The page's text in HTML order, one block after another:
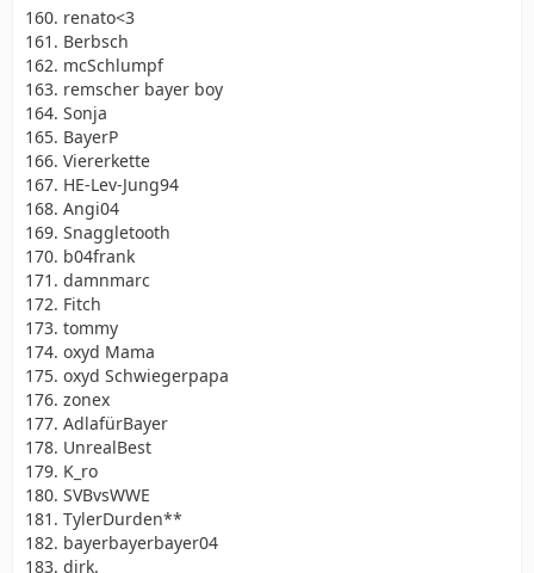
160. renato<3
161. Berbsch
162. mcSchlumpf
163. remscher bayer boy
164. Sonja
165. BayerP
166. Viererkette
167. HE-Lev-Jung94
168. Angi04
169. Snaggletooth
170. b04frank
171. damnmarc
172. Fitch
173. tommy
174. oxyd Mama
175. oxyd Schwiegerpapa
176. zonex
177. AdlafürBayer
178. UnrealBest
179. K_ro
180. SVBvsWWE
181. TylerDurden**
182. bayerbayerbayer04
183. dirk.